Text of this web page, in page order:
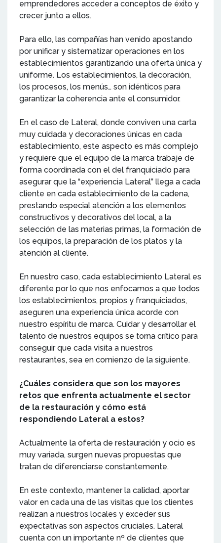
emprendedores acceder a conceptos de éxito y
crecer junto a ellos.
Para ello, las compañías han venido apostando
por unificar y sistematizar operaciones en los
establecimientos garantizando una oferta única y
uniforme. Los establecimientos, la decoración,
los procesos, los menús… son idénticos para
garantizar la coherencia ante el consumidor.
En el caso de Lateral, donde conviven una carta
muy cuidada y decoraciones únicas en cada
establecimiento, este aspecto es más complejo
y requiere que el equipo de la marca trabaje de
forma coordinada con el del franquiciado para
asegurar que la “experiencia Lateral” llega a cada
cliente en cada establecimiento de la cadena,
prestando especial atención a los elementos
constructivos y decorativos del local, a la
selección de las materias primas, la formación de
los equipos, la preparación de los platos y la
atención al cliente.
En nuestro caso, cada establecimiento Lateral es
diferente por lo que nos enfocamos a que todos
los establecimientos, propios y franquiciados,
aseguren una experiencia única acorde con
nuestro espíritu de marca. Cuidar y desarrollar el
talento de nuestros equipos se torna crítico para
conseguir que cada visita a nuestros
restaurantes, sea en comienzo de la siguiente.
¿Cuáles considera que son los mayores
retos que enfrenta actualmente el sector
de la restauración y cómo está
respondiendo Lateral a estos?
Actualmente la oferta de restauración y ocio es
muy variada, surgen nuevas propuestas que
tratan de diferenciarse constantemente.
En este contexto, mantener la calidad, aportar
valor en cada una de las visitas que los clientes
realizan a nuestros locales y exceder sus
expectativas son aspectos cruciales. Lateral
cuenta con un importante nº de clientes que